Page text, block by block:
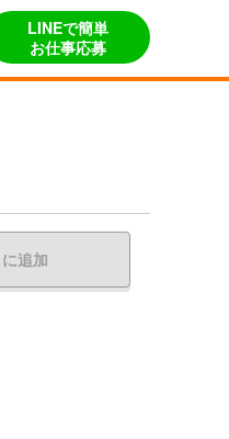
LINEで簡単
お仕事応募
に追加